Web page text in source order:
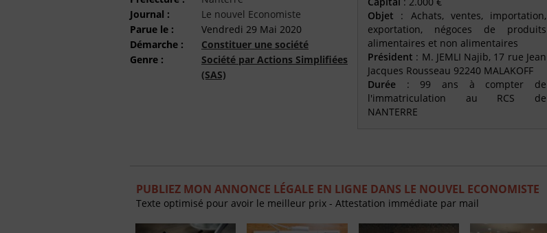
Journal :
Le nouvel Economiste
Parue le :
Vendredi 29 Mai 2020
Démarche :
Constituer une société
Genre :
Société par Actions Simplifiées
(SAS)
Objet : Achats, ventes, importation,
exportation, négoces de produits
alimentaires et non alimentaires
Président : M. JEMLI Najib, 17 rue Jean
Jacques Rousseau 92240 MALAKOFF
Durée : 99 ans à compter de
l'immatriculation au RCS de
NANTERRE
PUBLIEZ MON ANNONCE LÉGALE EN LIGNE DANS LE NOUVEL ECONOMISTE
Texte optimisé pour avoir le meilleur prix - Attestation immédiate par mail